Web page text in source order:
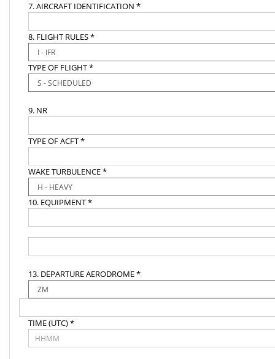
7. AIRCRAFT IDENTIFICATION *
8. FLIGHT RULES *
TYPE OF FLIGHT *
9. NR
TYPE OF ACFT *
WAKE TURBULENCE *
10. EQUIPMENT *
13. DEPARTURE AERODROME *
TIME (UTC) *